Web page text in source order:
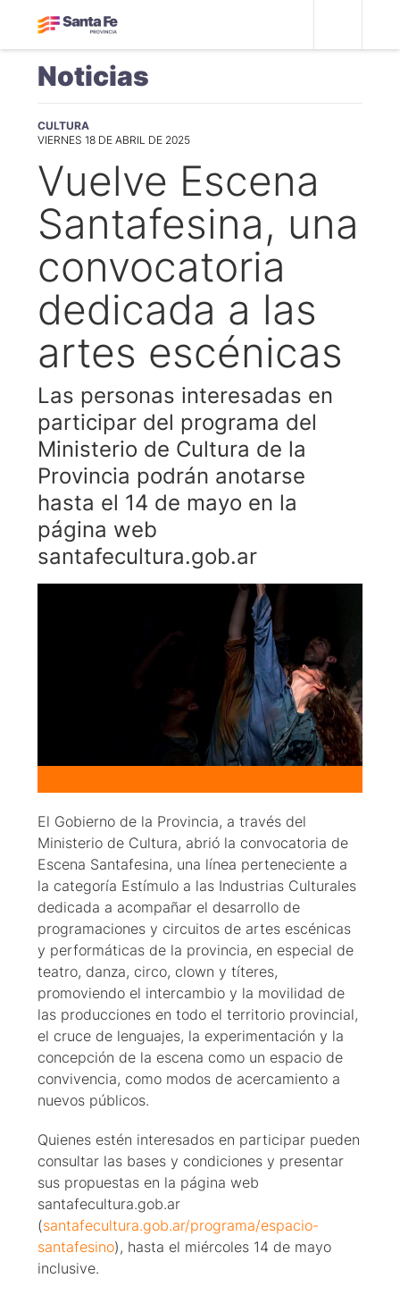
Noticias
CULTURA
VIERNES 18 DE ABRIL DE 2025
Vuelve Escena
Santafesina, una
convocatoria
dedicada a las
artes escénicas
Las personas interesadas en
participar del programa del
Ministerio de Cultura de la
Provincia podrán anotarse
hasta el 14 de mayo en la
página web
santafecultura.gob.ar
El Gobierno de la Provincia, a través del
Ministerio de Cultura, abrió la convocatoria de
Escena Santafesina, una línea perteneciente a
la categoría Estímulo a las Industrias Culturales
dedicada a acompañar el desarrollo de
programaciones y circuitos de artes escénicas
y performáticas de la provincia, en especial de
teatro, danza, circo, clown y títeres,
promoviendo el intercambio y la movilidad de
las producciones en todo el territorio provincial,
el cruce de lenguajes, la experimentación y la
concepción de la escena como un espacio de
convivencia, como modos de acercamiento a
nuevos públicos.
Quienes estén interesados en participar pueden
consultar las bases y condiciones y presentar
sus propuestas en la página web
santafecultura.gob.ar
(santafecultura.gob.ar/programa/espacio-
santafesino), hasta el miércoles 14 de mayo
inclusive.